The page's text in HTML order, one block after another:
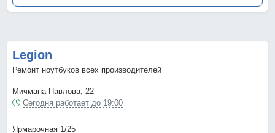
Legion
Ремонт ноутбуков всех производителей
Мичмана Павлова, 22
Сегодня работает до 19:00
Ярмарочная 1/25